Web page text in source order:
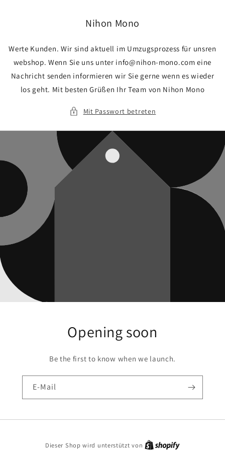
Nihon Mono
Werte Kunden. Wir sind aktuell im Umzugsprozess für unsren
webshop. Wenn Sie uns unter info@nihon-mono.com eine
Nachricht senden informieren wir Sie gerne wenn es wieder
los geht. Mit besten Grüßen Ihr Team von Nihon Mono
Mit Passwort betreten
Opening soon
Be the first to know when we launch.
E-Mail
Dieser Shop wird unterstützt von